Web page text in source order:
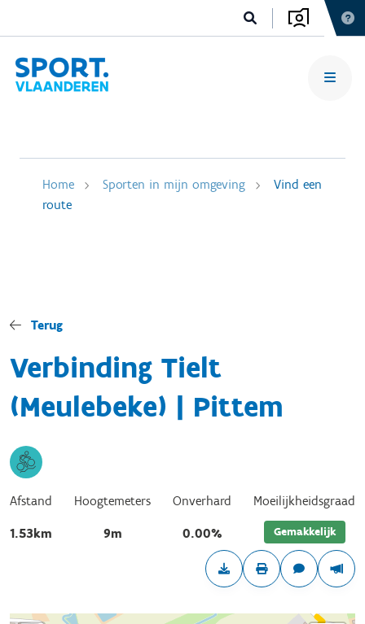
Home Sporten in mijn omgeving
Vind een
route
Terug
Verbinding Tielt
(Meulebeke) | Pittem
Afstand
1.53km
Hoogtemeters
9m
Onverhard
0.00%
Moeilijkheidsgraad
Gemakkelijk